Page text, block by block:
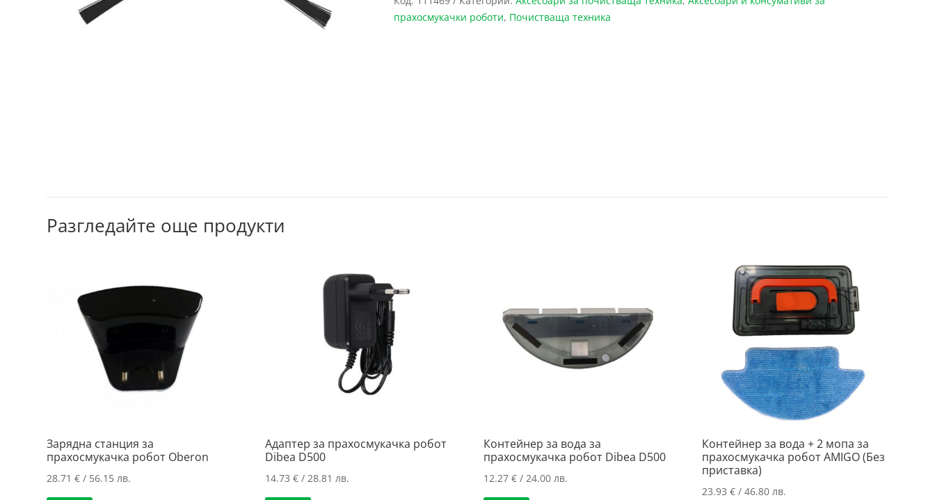
прахосмукачки роботи, Почистваща техника
Разгледайте още продукти
Зарядна станция за
прахосмукачка робот Oberon
28.71€ / 56.15 лв.
Адаптер за прахосмукачка робот
Dibea D500
14.73€ / 28.81 лв.
Контейнер за вода за
прахосмукачка робот Dibea D500
12.27 €/ 24.00 лв.
Контейнер за вода + 2 мопа за
прахосмукачка робот AMIGO (Без
приставка)
23.93 €/ 46.80 лв.